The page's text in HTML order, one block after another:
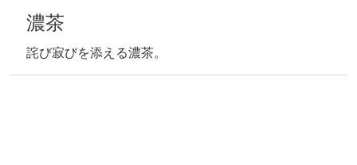
濃茶
詫び寂びを添える濃茶。